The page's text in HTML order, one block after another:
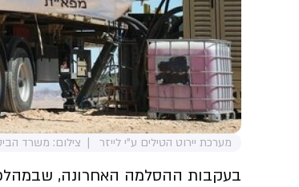
מערכת יירוט הטילים ע"י לייזר צילום: משרד
בעקבות ההסלמה האחרונה,